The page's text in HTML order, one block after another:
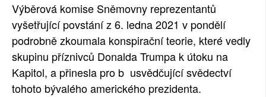
Výběrová komise Sněmovny reprezentantů
vyšetřující povstání z 6. ledna 2021 v pondělí
podrobně zkoumala konspirační teorie, které vedly
skupinu příznivců Donalda Trumpa k útoku na
Kapitol, a přinesla pro b usvědčující svědectví
tohoto bývalého amerického prezidenta.